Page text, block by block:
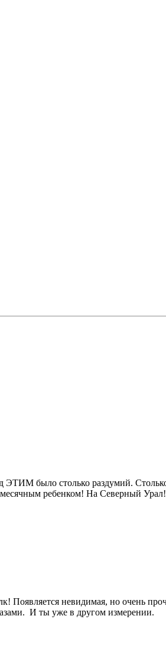
было столько раздумий.
ребенком! На Северный
Появляется невидимая, но очень
И ты уже в другом измерении.